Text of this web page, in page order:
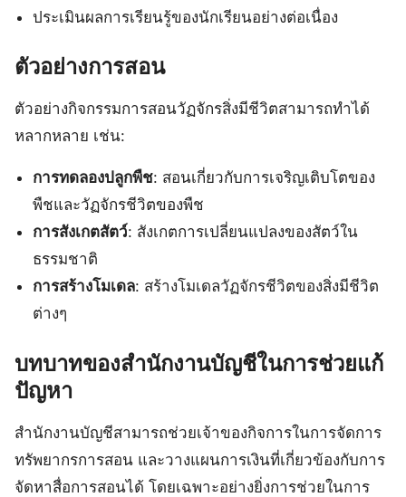
ประเมินผลการเรียนรู้ของนักเรียนอย่างต่อเนื่อง
ตัวอย่างการสอน
ตัวอย่างกิจกรรมการสอนวัฏจักรสิ่งมีชีวิตสามารถทำได้
หลากหลาย เช่น:
การทดลองปลูกพืช: สอนเกี่ยวกับการเจริญเติบโตของ
พืชและวัฏจักรชีวิตของพืช
การสังเกตสัตว์: สังเกตการเปลี่ยนแปลงของสัตว์ใน
ธรรมชาติ
การสร้างโมเดล: สร้างโมเดลวัฏจักรชีวิตของสิ่งมีชีวิต
ต่างๆ
บทบาทของสำนักงานบัญชีในการช่วยแก้
ปัญหา
สำนักงานบัญชีสามารถช่วยเจ้าของกิจการในการจัดการ
ทรัพยากรการสอน และวางแผนการเงินที่เกี่ยวข้องกับการ
จัดหาสื่อการสอนได้ โดยเฉพาะอย่างยิ่งการช่วยในการ